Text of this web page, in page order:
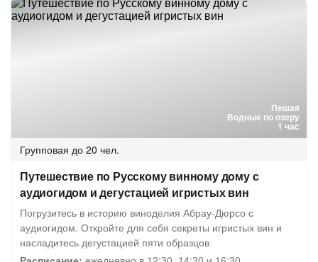
Пешая
Водные по озеру
1 час
Групповая до 20 чел.
Путешествие по Русскому винному дому с
аудиогидом и дегустацией игристых вин
Погрузитесь в историю виноделия Абрау-Дюрсо с
аудиогидом. Откройте для себя секреты игристых вин и
насладитесь дегустацией пяти образцов